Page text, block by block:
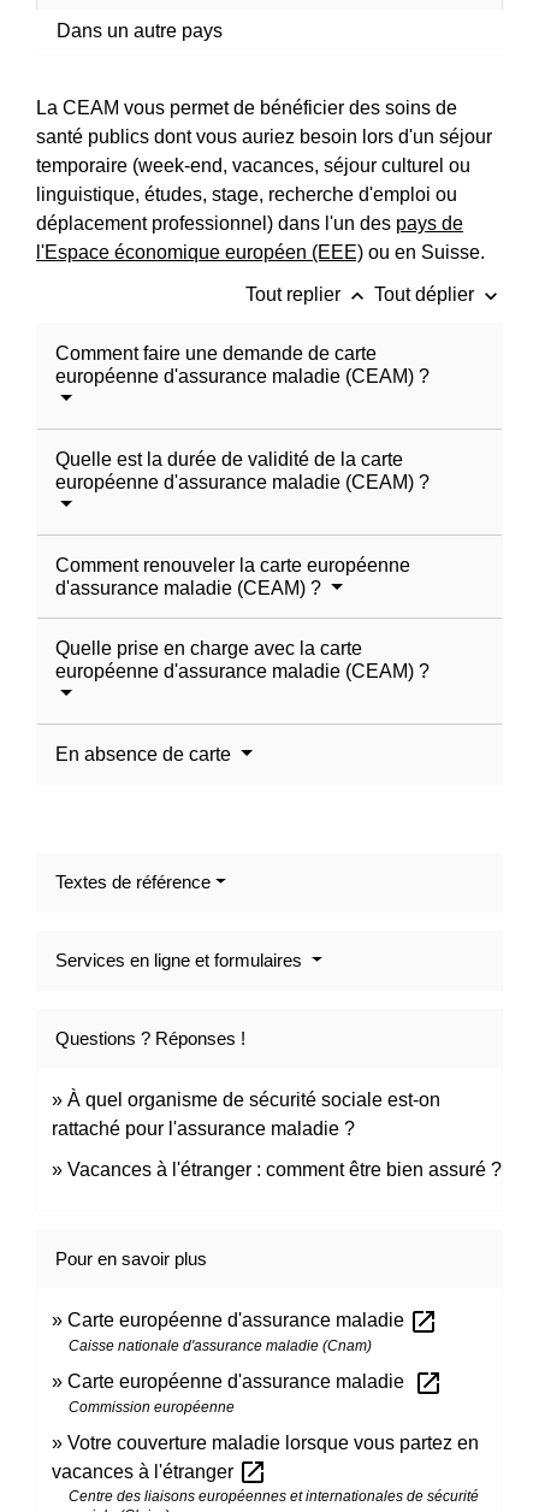
Dans un autre pays
La CEAM vous permet de bénéficier des soins de
santé publics dont vous auriez besoin lors d'un séjour
temporaire (week-end, vacances, séjour culturel ou
linguistique, études, stage, recherche d'emploi ou
déplacement professionnel) dans l'un des pays de
l'Espace économique européen (EEE) ou en Suisse.
Tout replier keyboard_arrow_up Tout déplier keyboard_arrow_down
Comment faire une demande de carte
européenne d'assurance maladie (CEAM) ?
Quelle est la durée de validité de la carte
européenne d'assurance maladie (CEAM) ?
Comment renouveler la carte européenne
d'assurance maladie (CEAM) ?
Quelle prise en charge avec la carte
européenne d'assurance maladie (CEAM) ?
En absence de carte
Textes de référence
Services en ligne et formulaires
Questions ? Réponses !
À quel organisme de sécurité sociale est-on
rattaché pour l'assurance maladie ?
Vacances à l'étranger : comment être bien assuré ?
Pour en savoir plus
Carte européenne d'assurance maladie open_in_new
Caisse nationale d'assurance maladie (Cnam)
Carte européenne d'assurance maladie open_in_new
Commission européenne
Votre couverture maladie lorsque vous partez en
vacances à l'étranger open_in_new
Centre des liaisons européennes et internationales de sécurité